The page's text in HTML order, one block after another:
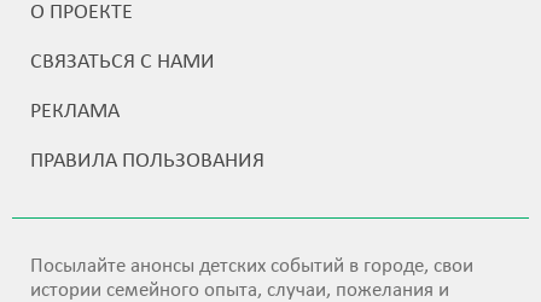
О ПРОЕКТЕ
СВЯЗАТЬСЯ С НАМИ
РЕКЛАМА
ПРАВИЛА ПОЛЬЗОВАНИЯ
Посылайте анонсы детских событий в городе, свои
истории семейного опыта, случаи, пожелания и